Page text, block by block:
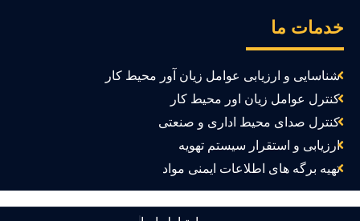
ما
شناسایی و ارزیابی عوامل زیان آور محیط کار
کنترل عوامل زیان اور محیط کار
کنترل صدای محیط اداری و صنعتی
ارزیابی و استقرار سیستم تهویه
تهیه برگه های اطلاعات ایمنی مواد